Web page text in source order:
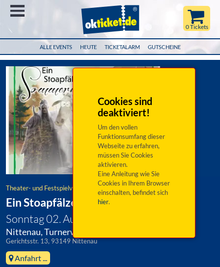
ALLE EVENTS HEUTE TICKETALARM GUTSCHEINE
0 Tickets
Cookies sind
deaktiviert!
Um den vollen
Funktionsumfang dieser
Webseite zu erfahren,
müssen Sie Cookies
aktivieren.
Eine Anleitung wie Sie
Cookies in Ihrem Browser
einschalten, befindet sich
hier.
Theater- und Festspielverein Nittenau e.V.
Ein Stoapfälzer Sommernachtstraum
Sonntag 02. August 2026
Nittenau, Turnerwiese
Gerichtsstr. 13, 93149 Nittenau
Anfahrt ...